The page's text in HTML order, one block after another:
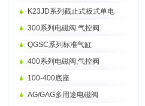
K23JD系列截止式板式单电
300系列电磁阀.气控阀
QGSC系列标准气缸
400系列电磁阀,气控阀
100-400底座
AG/GAG多用途电磁阀